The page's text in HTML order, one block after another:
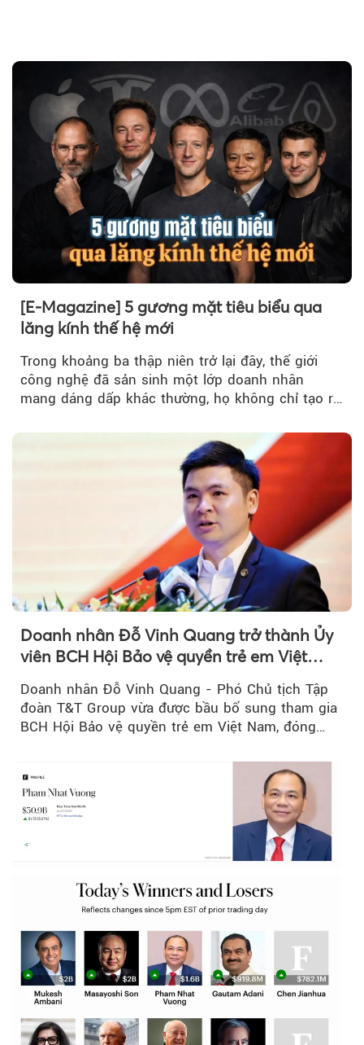
Theo
[E-Magazine] 5 gương mặt tiêu biểu qua
lăng kính thế hệ mới
Trong khoảng ba thập niên trở lại đây, thế giới
công nghệ đã sản sinh một lớp doanh nhân
mang dáng dấp khác thường, họ không chỉ tạo ra
Doanh nhân Đỗ Vinh Quang trở thành Ủy
viên BCH Hội Bảo vệ quyền trẻ em Việt
Nam, mở rộng vai trò...
Doanh nhân Đỗ Vinh Quang - Phó Chủ tịch Tập
đoàn T&T Group vừa được bầu bổ sung tham gia
BCH Hội Bảo vệ quyền trẻ em Việt Nam, đóng